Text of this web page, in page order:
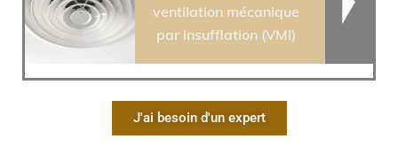
ventilation mécanique
par insufflation (VMI)
J'ai besoin d'un expert